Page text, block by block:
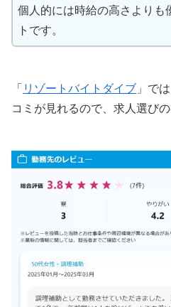
個人的には時給の高さよりも
トです。
「 リゾートバイトダイブ 」で
コミが見れるので、求人選びの